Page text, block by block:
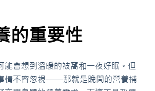
的重要性
能會想到溫暖的被窩和一夜好眠。但
情不容忽視——那就是晚間的營養補